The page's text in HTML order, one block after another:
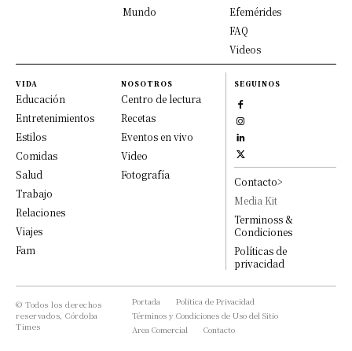
Mundo
Efemérides
FAQ
Videos
VIDA
Educación
Entretenimientos
Estilos
Comidas
Salud
Trabajo
Relaciones
Viajes
Fam
NOSOTROS
Centro de lectura
Recetas
Eventos en vivo
Video
Fotografía
SEGUINOS
Contacto>
Media Kit
Terminoss &
Condiciones
Políticas de
privacidad
© Todos los derechos
reservados, Córdoba
Times
Portada
Política de Privacidad
Términos y Condiciones de Uso del Sitio
Area Comercial
Contacto